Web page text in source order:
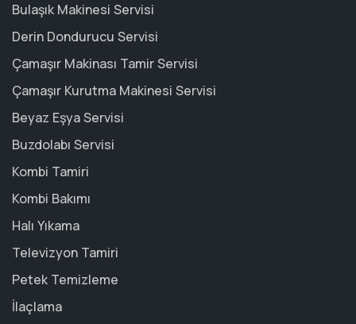
Bulaşık Makinesi Servisi
Derin Dondurucu Servisi
Çamaşır Makinası Tamir Servisi
Çamaşır Kurutma Makinesi Servisi
Beyaz Eşya Servisi
Buzdolabı Servisi
Kombi Tamiri
Kombi Bakımı
Halı Yıkama
Televizyon Tamiri
Petek Temizleme
İlaçlama